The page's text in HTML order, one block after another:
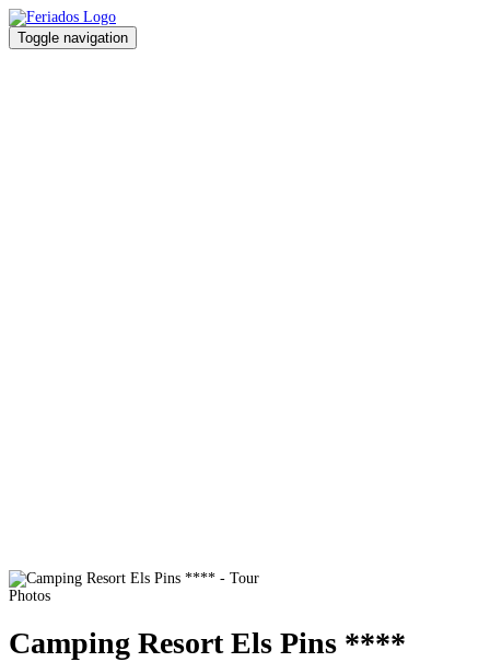
Toggle navigation
Photos
Camping Resort Els Pins ****